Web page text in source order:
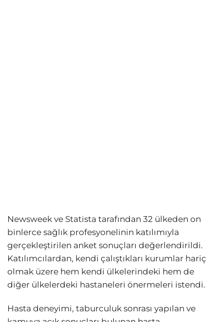
Newsweek ve Statista tarafından 32 ülkeden on
binlerce sağlık profesyonelinin katılımıyla
gerçekleştirilen anket sonuçları değerlendirildi.
Katılımcılardan, kendi çalıştıkları kurumlar hariç
olmak üzere hem kendi ülkelerindeki hem de
diğer ülkelerdeki hastaneleri önermeleri istendi.
Hasta deneyimi, taburculuk sonrası yapılan ve